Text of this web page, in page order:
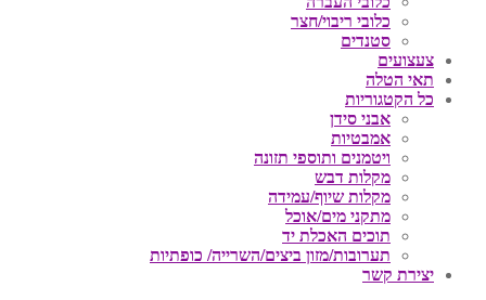
כלובי ריבוי/חצר
סטנדים
צעצועים
תאי הטלה
כל הקטגוריות
אבני סידן
אמבטיות
ויטמנים ותוספי תזונה
מקלות דבש
מקלות שיוף/עמידה
מתקני מים/אוכל
תוכים האכלת יד
תערובות/מזון ביצים/השרייה/ כופתיות
יצירת קשר